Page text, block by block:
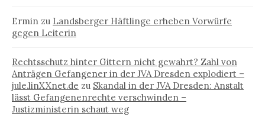
Ermin zu Landsberger Häftlinge erheben Vorwürfe
gegen Leiterin
Rechtsschutz hinter Gittern nicht gewahrt? Zahl von
Anträgen Gefangener in der JVA Dresden explodiert –
jule.linXXnet.de zu Skandal in der JVA Dresden: Anstalt
lässt Gefangenenrechte verschwinden –
Justizministerin schaut weg